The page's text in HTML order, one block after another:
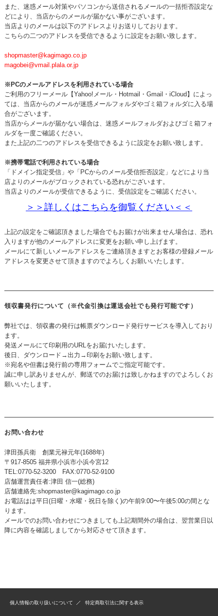
また、迷惑メール対策やパソコンから送信されるメールの一括拒否設定な
どにより、当店からのメールが届かない事がございます。
当店よりのメールは以下のアドレスよりお送りしております。
こちらの二つのアドレスを受信できるように設定をお願い致します。
shopmaster@kagimago.co.jp
magobei@vmail.plala.or.jp
※PCのメールアドレスを利用されている場合
ご利用のフリーメール【Yahoo!メール・Hotmail・Gmail・iCloud】によっ
ては、当店からのメールが迷惑メールフォルダやゴミ箱フォルダに入る場
合がございます。
当店からメールが届かない場合は、迷惑メールフォルダおよびゴミ箱フォ
ルダを一度ご確認ください。
また上記の二つのアドレスを受信できるように設定をお願い致します。
※携帯電話で利用されている場合
「ドメイン指定受信」や「PCからのメール受信拒否設定」などにより当
店よりのメールがブロックされている恐れがございます。
当店よりのメールが受信できるように、受信設定をご確認ください。
＞＞詳しくはこちらを御覧ください＜＜
上記の設定をご確認頂きました場合でもお届けが出来ません場合は、恐れ
入りますが他のメールアドレスに変更をお願い申し上げます。
メールにて新しいメールアドレスをご連絡頂きますとお客様の登録メール
アドレスを変更させて頂きますのでよろしくお願いいたします。
領収書発行について（※代金引換は運送会社でも発行可能です）
弊社では、領収書の発行は帳票ダウンロード発行サービスを導入しており
ます。
発送メールにて印刷用のURLをお届けいたします。
後日、ダウンロード→出力→印刷をお願い致します。
※宛名や但書は発行前の専用フォームでご指定可能です。
誠に申し訳ありませんが、郵送でのお届けは致しかねますのでよろしくお
願いいたします。
お問い合わせ
津田孫兵衛 創業元禄元年(1688年)
〒917-8505 福井県小浜市小浜今宮12
TEL:0770-52-3200 FAX:0770-52-9100
店舗運営責任者:津田 信一(総務)
店舗連絡先:shopmaster@kagimago.co.jp
お電話はは平日(日曜・水曜・祝日を除く)の午前9:00〜午後5:00の間とな
ります。
メールでのお問い合わせにつきましても上記期間外の場合は、翌営業日以
降に内容を確認しましてから対応させて頂きます。
個人情報の取り扱いについて 特定商取引法に関する表示